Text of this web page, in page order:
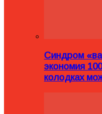
Синдром
экономия
колодках